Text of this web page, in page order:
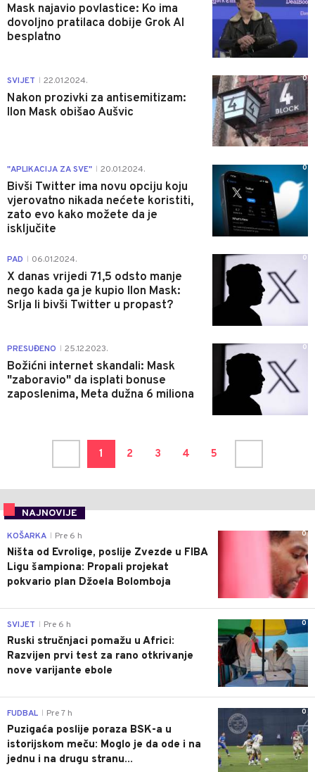
Mask najavio povlastice: Ko ima
dovoljno pratilaca dobije Grok AI
besplatno
SVIJET 22.01.2024.
Nakon prozivki za antisemitizam:
Ilon Mask obišao Aušvic
0
"APLIKACIJA ZA SVE" 20.01.2024.
Bivši Twitter ima novu opciju koju
vjerovatno nikada nećete koristiti,
zato evo kako možete da je
isključite
0
PAD 06.01.2024.
X danas vrijedi 71,5 odsto manje
nego kada ga je kupio Ilon Mask:
Srlja li bivši Twitter u propast?
0
PRESUĐENO 25.12.2023.
Božićni internet skandali: Mask
"zaboravio" da isplati bonuse
zaposlenima, Meta dužna 6 miliona
0
1 2 3 4 5
NAJNOVIJE
0
KOŠARKA Pre 6 h
Ništa od Evrolige, poslije Zvezde u FIBA
Ligu šampiona: Propali projekat
pokvario plan Džoela Bolomboja
0
SVIJET Pre 6 h
Ruski stručnjaci pomažu u Africi:
Razvijen prvi test za rano otkrivanje
nove varijante ebole
0
FUDBAL Pre 7 h
Puzigaća poslije poraza BSK-a u
istorijskom meču: Moglo je da ode i na
jednu i na drugu stranu...